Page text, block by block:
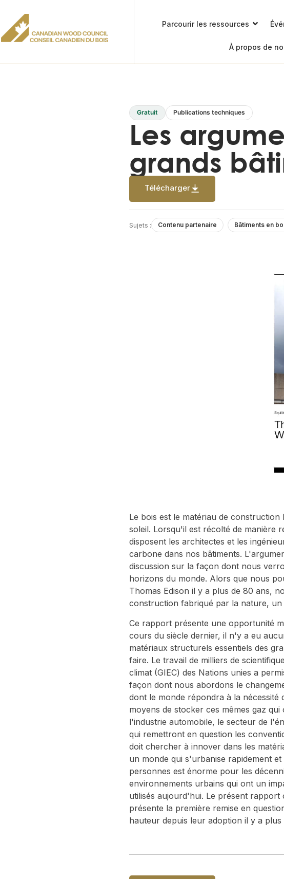
Parcourir les ressources
À propos de
Gratuit Publications techniques
Les
grands
Télécharger
Sujets : Contenu partenaire Bâtiments en
Le bois est le matériau de
soleil. Lorsqu'il est récolté de manière
disposent les architectes et les
carbone dans nos bâtiments.
discussion sur la façon dont nous
horizons du monde. Alors que nous
Thomas Edison il y a plus de 80 ans,
construction fabriqué par la nature,
Ce rapport présente une opportunité
cours du siècle dernier, il n'y a eu
matériaux structurels essentiels des
faire. Le travail de milliers de
climat (GIEC) des Nations unies a
façon dont nous abordons le
dont le monde répondra à la nécessité
moyens de stocker ces mêmes gaz
l'industrie automobile, le secteur de
qui remettront en question les
doit chercher à innover dans les
un monde qui s'urbanise rapidement
personnes est énorme pour les
environnements urbains qui ont un
utilisés aujourd'hui. Le présent
présente la première remise en
hauteur depuis leur adoption il y a plus